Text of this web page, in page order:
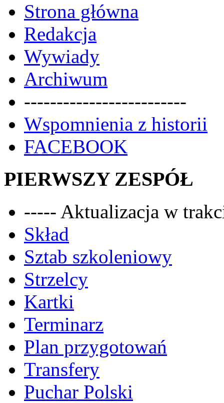
Strona główna
Redakcja
Wywiady
Archiwum
-------------------------
Wspomnienia z historii
FACEBOOK
PIERWSZY ZESPÓŁ
----- Aktualizacja w
Skład
Sztab szkoleniowy
Strzelcy
Kartki
Terminarz
Plan przygotowań
Transfery
Puchar Polski